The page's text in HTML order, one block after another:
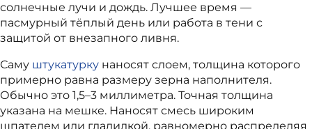
солнечные лучи и дождь. Лучшее время —
пасмурный тёплый день или работа в тени с
защитой от внезапного ливня.
Саму штукатурку наносят слоем, толщина которого
примерно равна размеру зерна наполнителя.
Обычно это 1,5–3 миллиметра. Точная толщина
указана на мешке. Наносят смесь широким
шпателем или гладилкой, равномерно распределяя